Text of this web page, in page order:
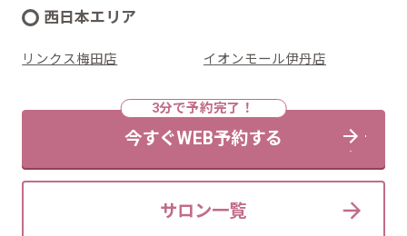
西日本エリア
リンクス梅田店 イオンモール伊丹店
サロン一覧
今すぐWEB予約する